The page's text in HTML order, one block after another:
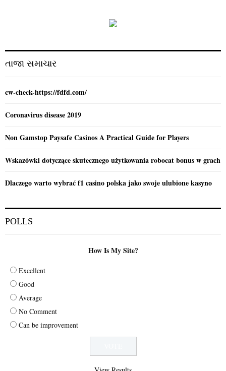
:
તાજા સમાચાર
cw-check-https://fdfd.com/
Coronavirus disease 2019
Non Gamstop Paysafe Casinos A Practical Guide for Players
Wskazówki dotyczące skutecznego użytkowania robocat bonus w grach
Dlaczego warto wybrać f1 casino polska jako swoje ulubione kasyno
POLLS
How Is My Site?
Excellent
Good
Average
No Comment
Can be improvement